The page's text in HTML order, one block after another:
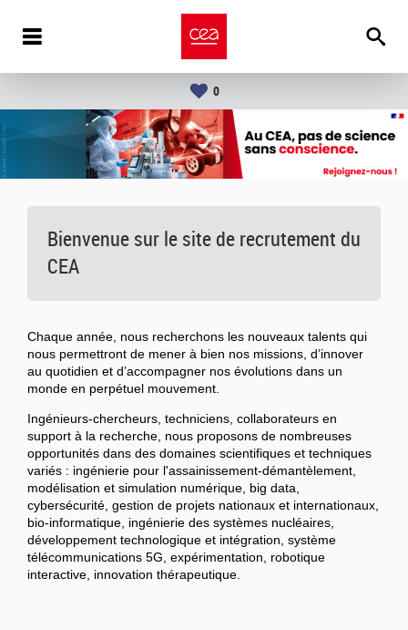
0
Bienvenue sur le site de recrutement du
CEA
Chaque année, nous recherchons les nouveaux talents qui
nous permettront de mener à bien nos missions, d’innover
au quotidien et d’accompagner nos évolutions dans un
monde en perpétuel mouvement.
Ingénieurs-chercheurs, techniciens, collaborateurs en
support à la recherche, nous proposons de nombreuses
opportunités dans des domaines scientifiques et techniques
variés : ingénierie pour l'assainissement-démantèlement,
modélisation et simulation numérique, big data,
cybersécurité, gestion de projets nationaux et internationaux,
bio-informatique, ingénierie des systèmes nucléaires,
développement technologique et intégration, système
télécommunications 5G, expérimentation, robotique
interactive, innovation thérapeutique.